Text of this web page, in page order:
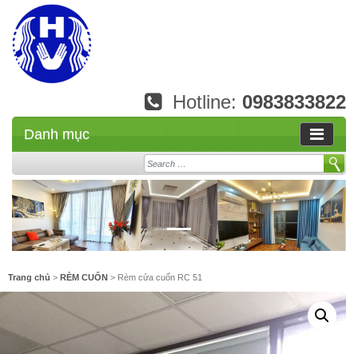
Hotline: 0983833822
Danh mục
Search
Trang chủ > RÈM CUỐN > Rèm cửa cuốn RC 51